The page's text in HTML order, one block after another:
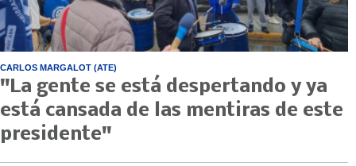
CARLOS MARGALOT (ATE)
"La gente se está despertando y ya
está cansada de las mentiras de este
presidente"